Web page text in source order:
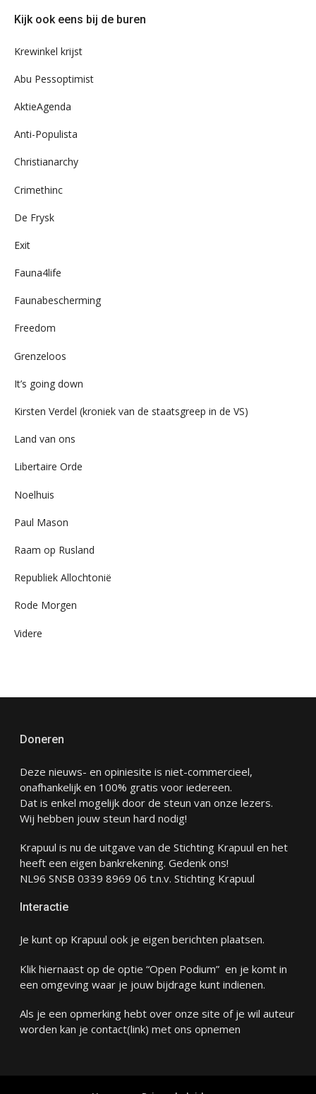
ons
Kijk ook eens bij de buren
Krewinkel krijst
Abu Pessoptimist
AktieAgenda
Anti-Populista
Christianarchy
Crimethinc
De Frysk
Exit
Fauna4life
Faunabescherming
Freedom
Grenzeloos
It’s going down
Kirsten Verdel (kroniek van de staatsgreep in de VS)
Land van ons
Libertaire Orde
Noelhuis
Paul Mason
Raam op Rusland
Republiek Allochtonië
Rode Morgen
Videre
Doneren
Deze nieuws- en opiniesite is niet-commercieel,
onafhankelijk en 100% gratis voor iedereen.
Dat is enkel mogelijk door de steun van onze lezers.
Wij hebben jouw steun hard nodig!
Krapuul is nu de uitgave van de Stichting Krapuul en het
heeft een eigen bankrekening. Gedenk ons!
NL96 SNSB 0339 8969 06 t.n.v. Stichting Krapuul
Interactie
Je kunt op Krapuul ook je eigen berichten plaatsen.
Klik hiernaast op de optie “Open Podium” en je komt in
een omgeving waar je jouw bijdrage kunt indienen.
Als je een opmerking hebt over onze site of je wil auteur
worden kan je contact(link) met ons opnemen